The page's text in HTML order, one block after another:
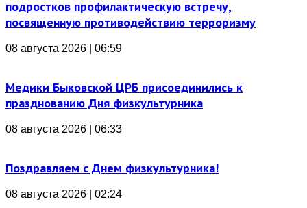
подростков профилактическую встречу,
посвященную противодействию терроризму
08 августа 2026 | 06:59
Медики Быковской ЦРБ присоединились к
празднованию Дня физкультурника
08 августа 2026 | 06:33
Поздравляем с Днем физкультурника!
08 августа 2026 | 02:24